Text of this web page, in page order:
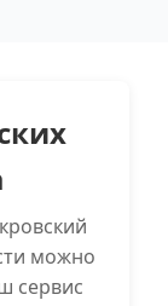
можно
сервис